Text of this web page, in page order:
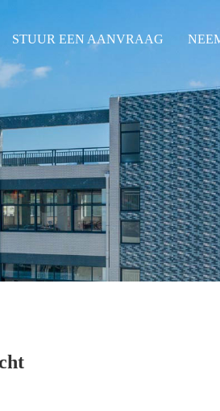
STUUR EEN AANVRAAG